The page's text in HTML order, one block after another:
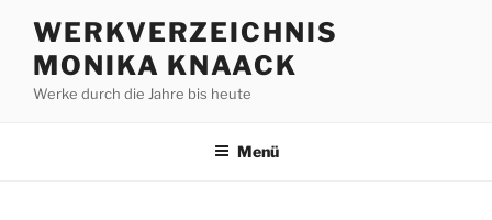
Inhalt
springen
WERKVERZEICHNIS
MONIKA KNAACK
Werke durch die Jahre bis heute
Menü